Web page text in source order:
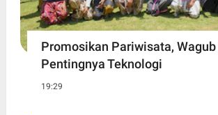
Promosikan Pariwisata,
Pentingnya Teknologi
19:29